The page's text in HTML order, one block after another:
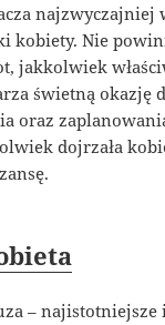
najzwyczajniej
kobiety. Nie
jakkolwiek
świetną okazję
oraz
dojrzała
–